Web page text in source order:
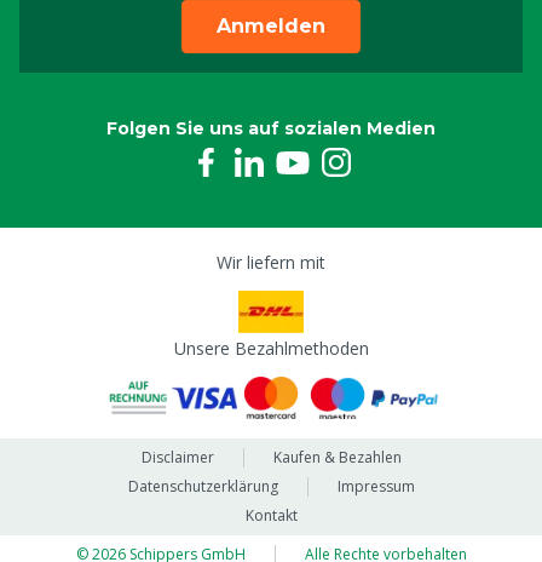
Anmelden
Folgen Sie uns auf sozialen Medien
Wir liefern mit
Unsere Bezahlmethoden
Disclaimer
Kaufen & Bezahlen
Datenschutzerklärung
Impressum
Kontakt
© 2026 Schippers GmbH
Alle Rechte vorbehalten